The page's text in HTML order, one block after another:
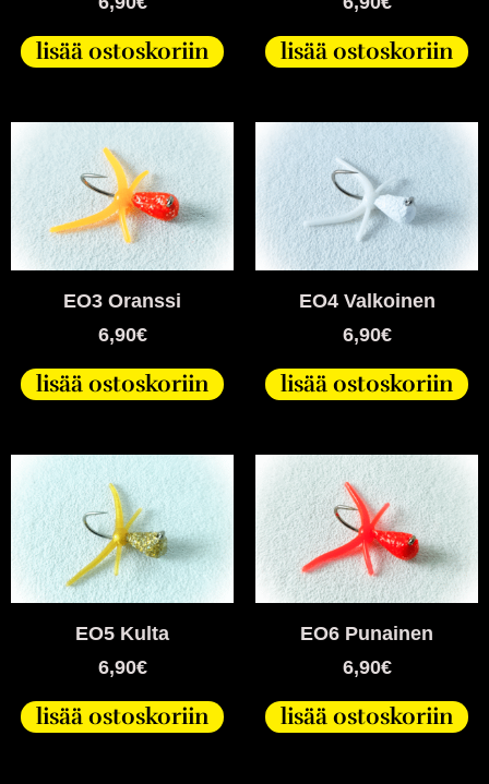
lisää ostoskoriin lisää ostoskoriin
EO3 Oranssi
6,90€
lisää ostoskoriin
EO4 Valkoinen
6,90€
lisää ostoskoriin
EO5 Kulta
6,90€
lisää ostoskoriin
EO6 Punainen
6,90€
lisää ostoskoriin